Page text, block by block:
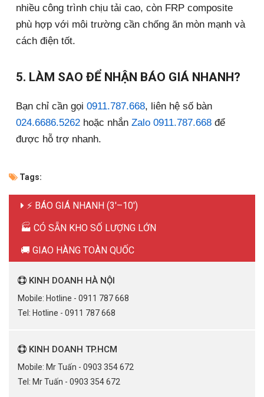
nhiều công trình chịu tải cao, còn FRP composite
phù hợp với môi trường cần chống ăn mòn mạnh và
cách điện tốt.
5. LÀM SAO ĐỂ NHẬN BÁO GIÁ NHANH?
Bạn chỉ cần gọi 0911.787.668, liên hệ số bàn
024.6686.5262 hoặc nhắn Zalo 0911.787.668 để
được hỗ trợ nhanh.
Tags:
⚡ BÁO GIÁ NHANH (3'–10')
🏭 CÓ SẴN KHO SỐ LƯỢNG LỚN
🚚 GIAO HÀNG TOÀN QUỐC
KINH DOANH HÀ NỘI
Mobile: Hotline - 0911 787 668
Tel: Hotline - 0911 787 668
KINH DOANH TP.HCM
Mobile: Mr Tuấn - 0903 354 672
Tel: Mr Tuấn - 0903 354 672